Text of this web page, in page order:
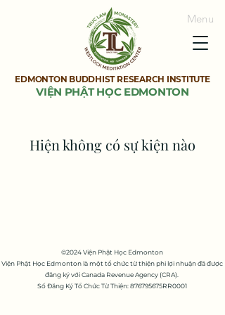
Menu
EDMONTON BUDDHIST RESEARCH INSTITUTE
VIỆN PHẬT HỌC EDMONTON
Hiện không có sự kiện nào
©2024 Viện Phật Học Edmonton
Viện Phật Học Edmonton là một tổ chức từ thiện phi lợi nhuận đã được
đăng ký với Canada Revenue Agency (CRA).
Số Đăng Ký Tổ Chức Từ Thiện:876795675RR0001